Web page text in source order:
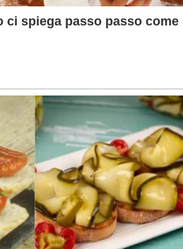
ci spiega passo passo come